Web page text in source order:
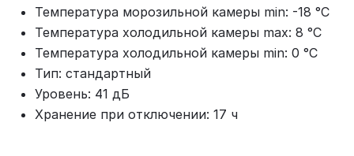
Температура морозильной камеры min: -18 °С
Температура холодильной камеры max: 8 °С
Температура холодильной камеры min: 0 °С
Тип: стандартный
Уровень: 41 дБ
Хранение при отключении: 17 ч